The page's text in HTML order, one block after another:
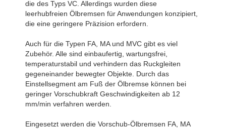
die des Typs VC. Allerdings wurden diese
leerhubfreien Ölbremsen für Anwendungen konzipiert,
die eine geringere Präzision erfordern.
Auch für die Typen FA, MA und MVC gibt es viel
Zubehör. Alle sind einbaufertig, wartungsfrei,
temperaturstabil und verhindern das Ruckgleiten
gegeneinander bewegter Objekte. Durch das
Einstellsegment am Fuß der Ölbremse können bei
geringer Vorschubkraft Geschwindigkeiten ab 12
mm/min verfahren werden.
Eingesetzt werden die Vorschub-Ölbremsen FA, MA